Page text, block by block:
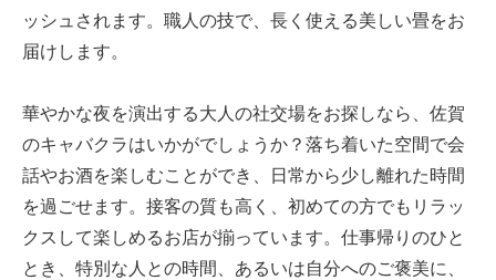
ッシュされます。職人の技で、長く使える美しい畳をお
届けします。
華やかな夜を演出する大人の社交場をお探しなら、佐賀
のキャバクラはいかがでしょうか？落ち着いた空間で会
話やお酒を楽しむことができ、日常から少し離れた時間
を過ごせます。接客の質も高く、初めての方でもリラッ
クスして楽しめるお店が揃っています。仕事帰りのひと
とき、特別な人との時間、あるいは自分へのご褒美に、